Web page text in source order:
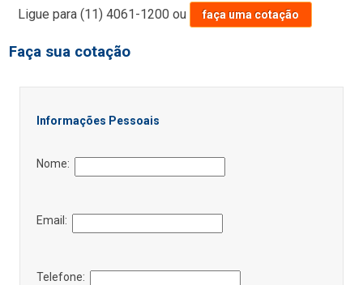
Ligue para(11) 4061-1200 ou faça uma cotação
Faça sua cotação
Informações Pessoais
Nome:
Email:
Telefone: